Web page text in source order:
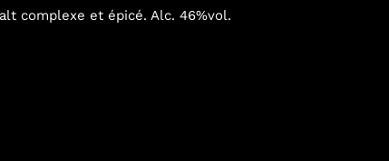
complexe et épicé. Alc. 46%vol.